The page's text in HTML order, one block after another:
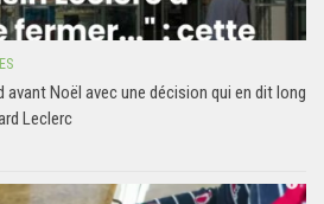
avant Noël avec une décision qui en dit long
Leclerc